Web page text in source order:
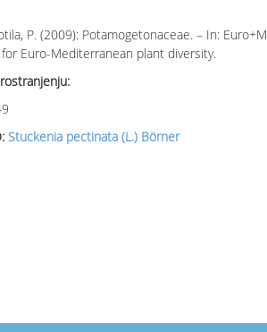
P. (2009): Potamogetonaceae. – In:
Euro-Mediterranean plant diversity.
Stuckenia pectinata (L.) Börner